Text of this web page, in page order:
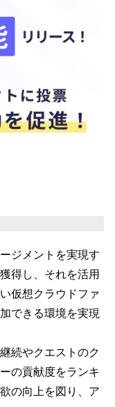
ジメントを実現す
得し、それを活用
仮想クラウドファ
できる環境を実現
続やクエストのク
の貢献度をランキ
の向上を図り、ア